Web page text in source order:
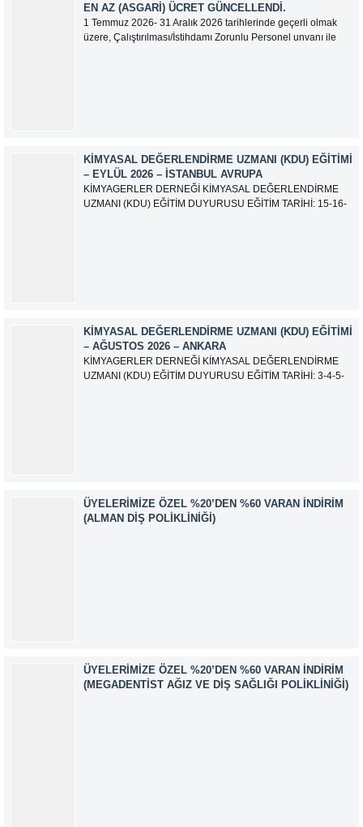
EN AZ (ASGARI) ÜCRET GÜNCELLENDI.
1 Temmuz 2026- 31 Aralık 2026 tarihlerinde geçerli olmak
üzere, Çalıştırılması/İstihdamı Zorunlu Personel unvanı ile
KIMYASAL DEĞERLENDIRME UZMANI (KDU) EĞITIMI
– EYLÜL 2026 – İSTANBUL AVRUPA
KİMYAGERLER DERNEĞİ KİMYASAL DEĞERLENDİRME
UZMANI (KDU) EĞİTİM DUYURUSU EĞİTİM TARİHİ: 15-16-
KIMYASAL DEĞERLENDIRME UZMANI (KDU) EĞITIMI
– AĞUSTOS 2026 – ANKARA
KİMYAGERLER DERNEĞİ KİMYASAL DEĞERLENDİRME
UZMANI (KDU) EĞİTİM DUYURUSU EĞİTİM TARİHİ: 3-4-5-
ÜYELERIMIZE ÖZEL %20’DEN %60 VARAN İNDIRIM
(ALMAN DIŞ POLIKLINIĞI)
ÜYELERIMIZE ÖZEL %20’DEN %60 VARAN İNDIRIM
(MEGADENTIST AĞIZ VE DIŞ SAĞLIĞI POLIKLINIĞI)